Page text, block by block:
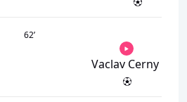
62’
Vaclav Cerny